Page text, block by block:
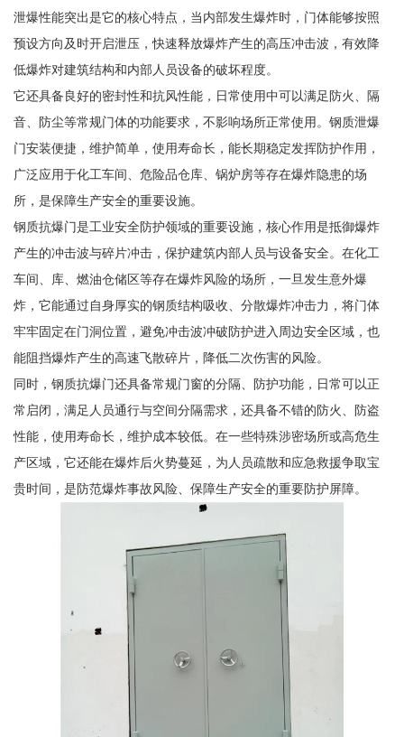
泄爆性能突出是它的核心特点，当内部发生爆炸时，门体能够按照
预设方向及时开启泄压，快速释放爆炸产生的高压冲击波，有效降
低爆炸对建筑结构和内部人员设备的破坏程度。
它还具备良好的密封性和抗风性能，日常使用中可以满足防火、隔
音、防尘等常规门体的功能要求，不影响场所正常使用。钢质泄爆
门安装便捷，维护简单，使用寿命长，能长期稳定发挥防护作用，
广泛应用于化工车间、危险品仓库、锅炉房等存在爆炸隐患的场
所，是保障生产安全的重要设施。
钢质抗爆门是工业安全防护领域的重要设施，核心作用是抵御爆炸
产生的冲击波与碎片冲击，保护建筑内部人员与设备安全。在化工
车间、库、燃油仓储区等存在爆炸风险的场所，一旦发生意外爆
炸，它能通过自身厚实的钢质结构吸收、分散爆炸冲击力，将门体
牢牢固定在门洞位置，避免冲击波冲破防护进入周边安全区域，也
能阻挡爆炸产生的高速飞散碎片，降低二次伤害的风险。
同时，钢质抗爆门还具备常规门窗的分隔、防护功能，日常可以正
常启闭，满足人员通行与空间分隔需求，还具备不错的防火、防盗
性能，使用寿命长，维护成本较低。在一些特殊涉密场所或高危生
产区域，它还能在爆炸后火势蔓延，为人员疏散和应急救援争取宝
贵时间，是防范爆炸事故风险、保障生产安全的重要防护屏障。